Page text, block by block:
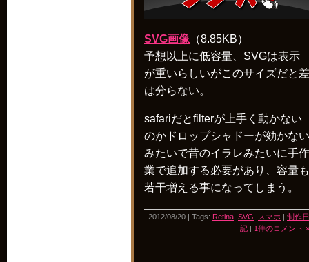
SVG画像 （8.85KB）
予想以上に低容量、SVGは表示
が重いらしいがこのサイズだと差
は分らない。
safariだとfilterが上手く動かない
のかドロップシャドーが効かない
みたいで昔のイラレみたいに手作
業で追加する必要があり、容量も
若干増える事になってしまう。
2012/08/20 | Tags: Retina SVG スマホ | 制作日
記 | 1件のコメント »